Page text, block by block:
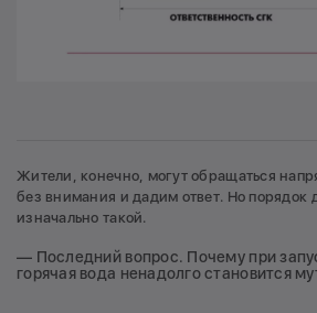
Жители, конечно, могут обращаться
без внимания и дадим ответ. Но порядок
изначально такой.
— Последний вопрос. Почему при
горячая вода ненадолго становится